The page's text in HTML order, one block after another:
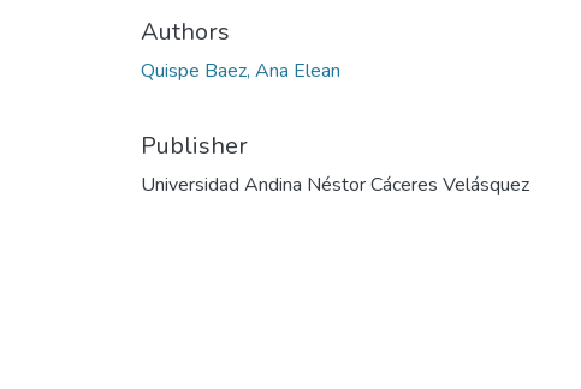
Authors
Quispe Baez, Ana Elean
Publisher
Universidad Andina Néstor Cáceres Velásquez